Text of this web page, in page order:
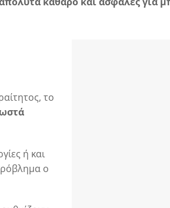
το
ή και
ο